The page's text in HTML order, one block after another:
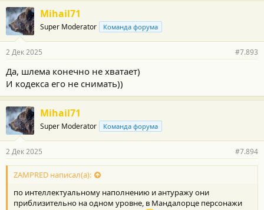
Mihail71
Super Moderator Команда форума
2 Дек 2025 #7.893
Да, шлема конечно не хватает)
И кодекса его не снимать))
Mihail71
Super Moderator Команда форума
2 Дек 2025 #7.894
ZAMPRED написал(а):
по интеллектуальному наполнению и антуражу они
приблизительно на одном уровне, в Мандалорце персонажи